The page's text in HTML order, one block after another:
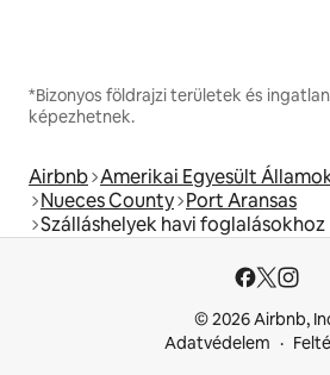
*Bizonyos földrajzi területek és
képezhetnek.
Airbnb Amerikai Egyesült
Nueces County Port Aransas
Szálláshelyek havi foglalásokhoz
© 2026 Airbnb,
Adatvédelem